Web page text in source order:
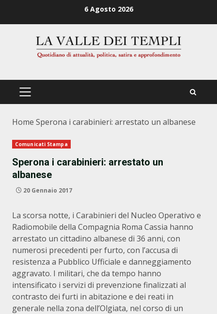
6 Agosto 2026
PRIMÄRES
Home Sperona i carabinieri: arrestato un albanese
Comunicati Stampa
Sperona i carabinieri: arrestato un
albanese
20 Gennaio 2017
La scorsa notte, i Carabinieri del Nucleo Operativo e
Radiomobile della Compagnia Roma Cassia hanno
arrestato un cittadino albanese di 36 anni, con
numerosi precedenti per furto, con l’accusa di
resistenza a Pubblico Ufficiale e danneggiamento
aggravato. I militari, che da tempo hanno
intensificato i servizi di prevenzione finalizzati al
contrasto dei furti in abitazione e dei reati in
generale nella zona dell’Olgiata, nel corso di un